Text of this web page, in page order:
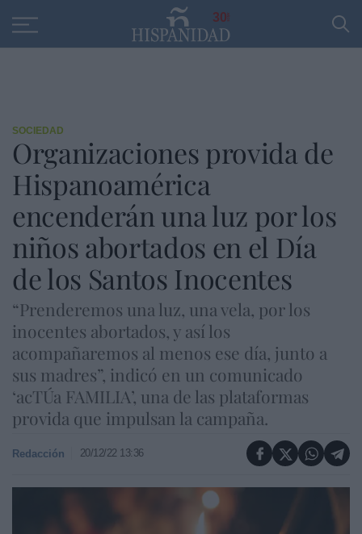
30
SOCIEDAD
Organizaciones provida de
Hispanoamérica
encenderán una luz por los
niños abortados en el Día
de los Santos Inocentes
“Prenderemos una luz, una vela, por los
inocentes abortados, y así los
acompañaremos al menos ese día, junto a
sus madres”, indicó en un comunicado
‘acTÚa FAMILIA’, una de las plataformas
provida que impulsan la campaña.
Redacción 20/12/22 13:36